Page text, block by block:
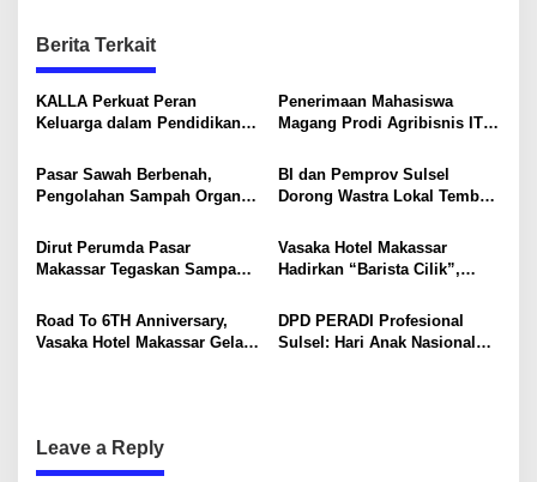
a
v
i
a
i
n
Berita Terkait
KALLA Perkuat Peran
Keluarga dalam Pendidikan
Explorers
Penerimaan Mahasiswa
Magang Prodi Agribisnis ITP
Perkuat Kompetensi Lewat
Program MBKM
Pasar Sawah Berbenah,
Pengolahan Sampah Organik
BI dan Pemprov Sulsel
Dorong Wastra Lokal Tembus
Mancanegara
Dirut Perumda Pasar
Makassar Tegaskan Sampah
Bukan Dibuang ke TPA
Vasaka Hotel Makassar
Hadirkan “Barista Cilik”,
Untuk Anak-Anak
Road To 6TH Anniversary,
Vasaka Hotel Makassar Gelar
DPD PERADI Profesional
Sulsel: Hari Anak Nasional
Leave a Reply